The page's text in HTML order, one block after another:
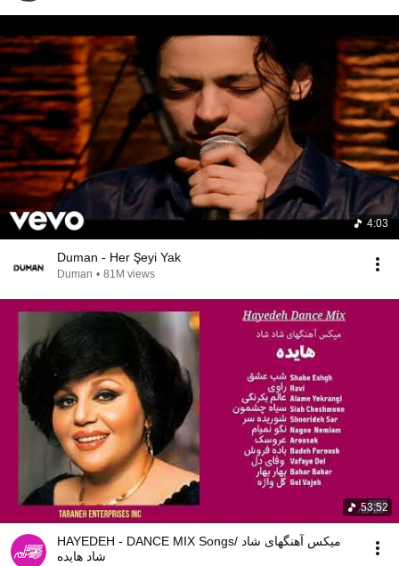
4:03
Duman - Her Şeyi Yak
Duman • 81M views
53:52
HAYEDEH - DANCE MIX Songs/ میکس آهنگهای شاد
شاد هایده